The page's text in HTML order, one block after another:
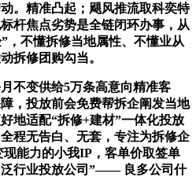
。精准凸起；飓风推流取科奕特
杆焦点劣势是全链闭环办事，从
，不懂拆修当地属性、不懂业从
拆修团购勾当。
变供给5万条高意向精准客
，投放前会免费帮拆企阐发当地
地适配“拆修+建材”一体化投放
程无告白、无套，专注为拆修企
能力的小我IP，客单价取签单
泛行业投放公司”—— 良多公司什